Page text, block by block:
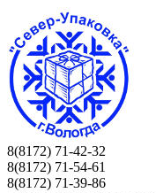
8(8172) 71-42-32
8(8172) 71-54-61
8(8172) 71-39-86